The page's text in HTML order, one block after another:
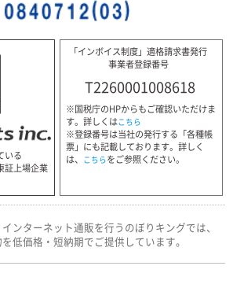
いる
証上場企業
「インボイス制度」適格請求書発行
事業者登録番号
T2260001008618
※国税庁のHPからもご確認いただけま
す。詳しくはこちら
※登録番号は当社の発行する「各種帳
票」にも記載しております。詳しく
は、 こちらをご参照ください。
ンターネット通販を行うのぼりキングでは、
低価格・短納期でご提供しています。